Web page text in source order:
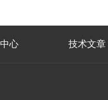
心 技术文章